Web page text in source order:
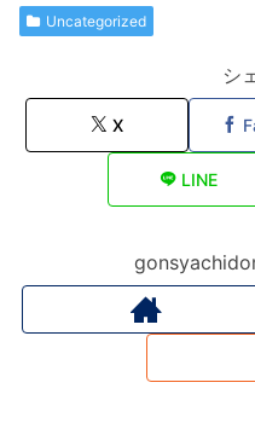
Uncategorized
シ
X
LINE